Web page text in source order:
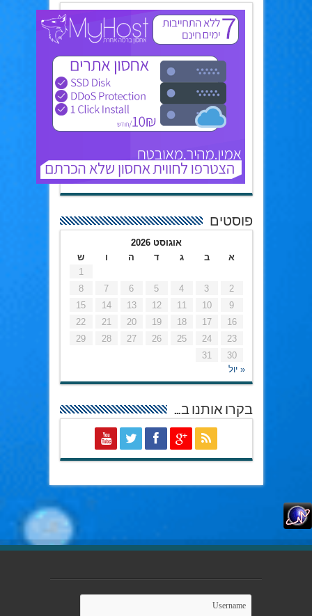
פוסטים
אוגוסט 2026
א
ב ג ד ה ו
ש
1
2
3
4
5
6
7
8
9
10
11
12
13
14
15
16
17
18
19
20
21
22
23
24
25
26
27
28
29
30
31
« יול
בקרו אותנו ב…